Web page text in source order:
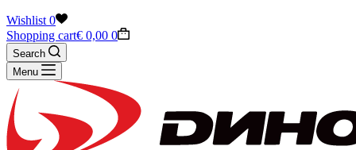
Wishlist 0
Shopping cart€ 0,00 0
Search
Menu